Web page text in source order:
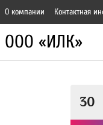
О компании Контактная
ООО «ИЛК»
30